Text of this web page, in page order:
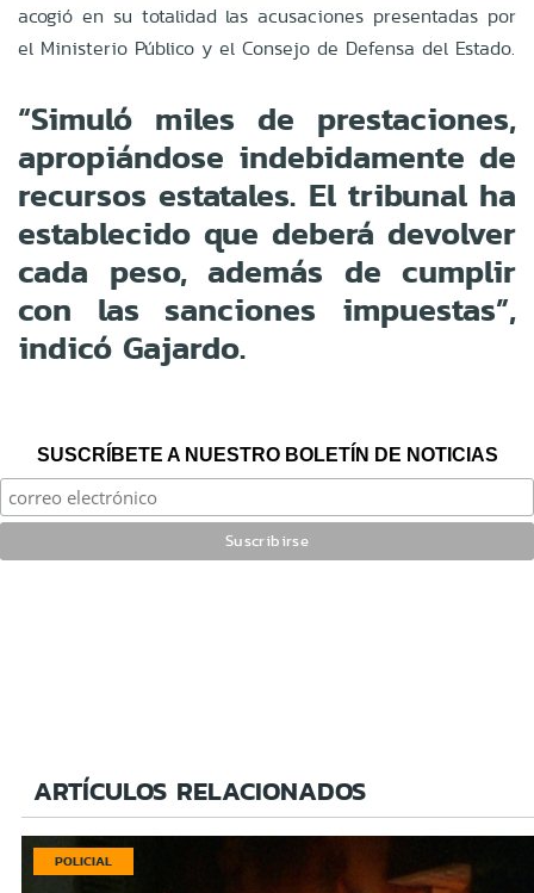
acogió en su totalidad las acusaciones presentadas por
el Ministerio Público y el Consejo de Defensa del Estado.
“Simuló miles de prestaciones,
apropiándose indebidamente de
recursos estatales. El tribunal ha
establecido que deberá devolver
cada peso, además de cumplir
con las sanciones impuestas”,
indicó Gajardo.
SUSCRÍBETE A NUESTRO BOLETÍN DE NOTICIAS
ARTÍCULOS RELACIONADOS
POLICIAL